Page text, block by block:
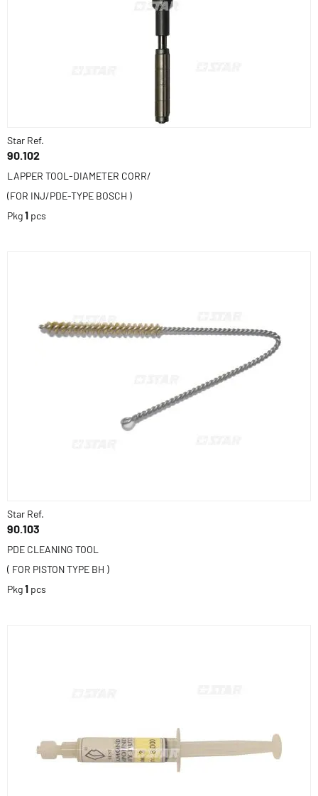
Star Ref.
90.102
LAPPER TOOL-DIAMETER CORR/
(FOR INJ/PDE-TYPE BOSCH )
Pkg1 pcs
Star Ref.
90.103
PDE CLEANING TOOL
( FOR PISTON TYPE BH )
Pkg1 pcs